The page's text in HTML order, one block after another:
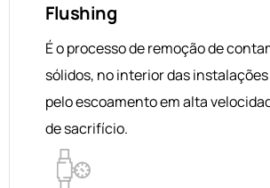
Flushing
É o processo de remoção de
sólidos, no interior das
pelo escoamento em alta
de sacrifício.